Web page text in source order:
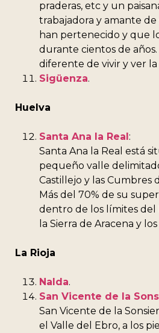
praderas, etc y un
trabajadora y amante
han pertenecido y que
durante cientos de
diferente de vivir y ver la
Sigüenza.
Huelva
Santa Ana la Real:
Santa Ana la Real está
pequeño valle
Castillejo y las Cumbres
Más del 70% de su
dentro de los límites
la Sierra de Aracena y
La Rioja
Nalda.
San Vicente de la
San Vicente de la
el Valle del Ebro, a los